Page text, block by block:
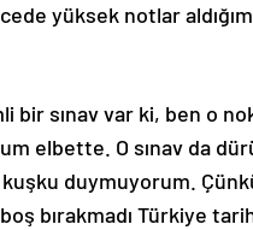
yüksek notlar
bir sınav var ki, ben o
elbette. O sınav da
duymuyorum.
bırakmadı Türkiye